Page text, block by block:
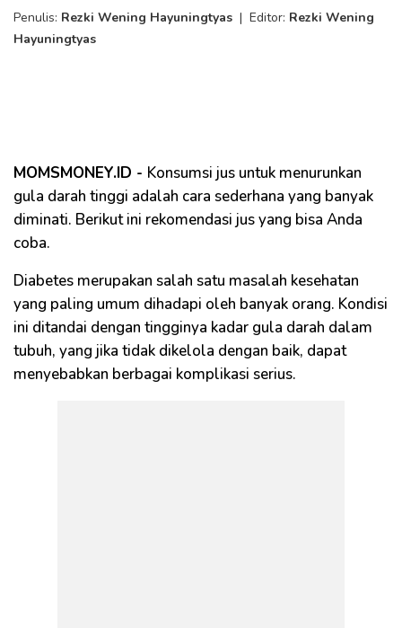
Penulis: Rezki Wening Hayuningtyas | Editor: Rezki Wening
Hayuningtyas
MOMSMONEY.ID - Konsumsi jus untuk menurunkan
gula darah tinggi adalah cara sederhana yang banyak
diminati. Berikut ini rekomendasi jus yang bisa Anda
coba.
Diabetes merupakan salah satu masalah kesehatan
yang paling umum dihadapi oleh banyak orang. Kondisi
ini ditandai dengan tingginya kadar gula darah dalam
tubuh, yang jika tidak dikelola dengan baik, dapat
menyebabkan berbagai komplikasi serius.